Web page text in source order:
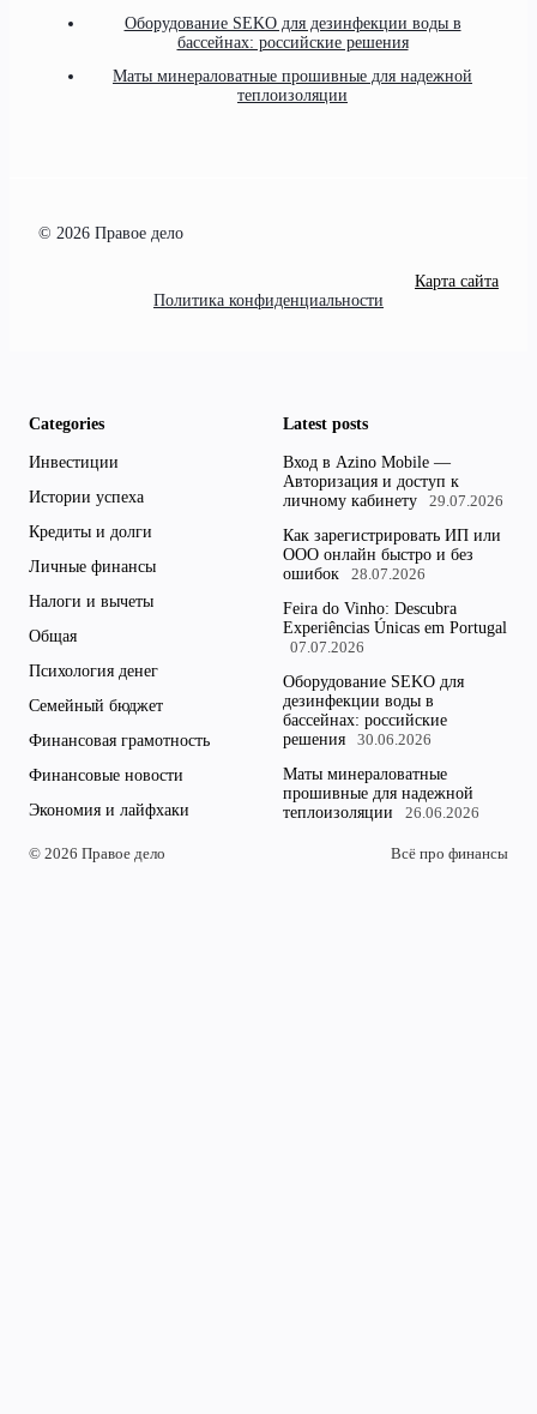
Оборудование SEKO для дезинфекции воды в
бассейнах: российские решения
Маты минераловатные прошивные для надежной
теплоизоляции
© 2026 Правое дело
Карта сайта
Политика конфиденциальности
Categories
Инвестиции
Истории успеха
Кредиты и долги
Личные финансы
Налоги и вычеты
Общая
Психология денег
Семейный бюджет
Финансовая грамотность
Финансовые новости
Экономия и лайфхаки
Latest posts
Вход в Azino Mobile —
Авторизация и доступ к
личному кабинету
29.07.2026
Как зарегистрировать ИП или
ООО онлайн быстро и без
ошибок
28.07.2026
Feira do Vinho: Descubra
Experiências Únicas em Portugal
07.07.2026
Оборудование SEKO для
дезинфекции воды в
бассейнах: российские
решения
30.06.2026
Маты минераловатные
прошивные для надежной
теплоизоляции
26.06.2026
© 2026 Правое дело Всё про финансы